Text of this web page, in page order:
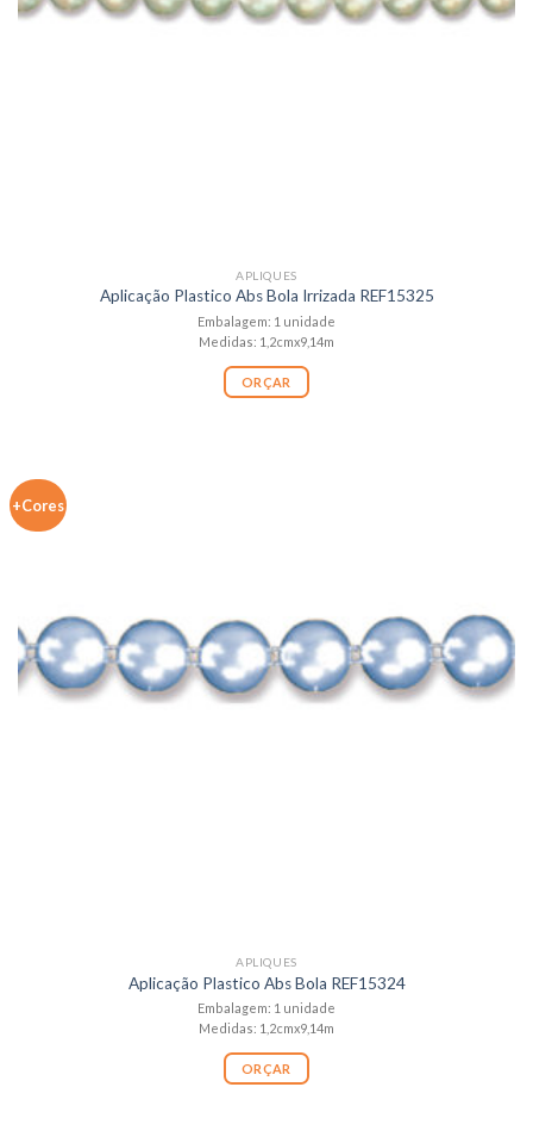
APLIQUES
Aplicação Plastico Abs Bola Irrizada REF15325
Embalagem: 1 unidade
Medidas: 1,2cmx9,14m
ORÇAR
+Cores
APLIQUES
Aplicação Plastico Abs Bola REF15324
Embalagem: 1 unidade
Medidas: 1,2cmx9,14m
ORÇAR